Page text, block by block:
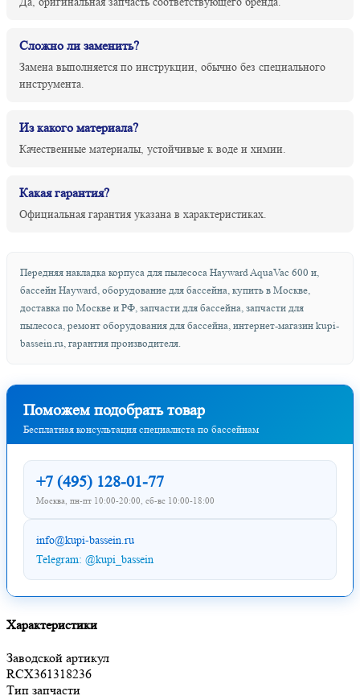
Сложно ли заменить?
Замена выполняется по инструкции, обычно без специального
инструмента.
Из какого материала?
Качественные материалы, устойчивые к воде и химии.
Какая гарантия?
Официальная гарантия указана в характеристиках.
Передняя накладка корпуса для пылесоса Hayward AquaVac 600 и,
бассейн Hayward, оборудование для бассейна, купить в Москве,
доставка по Москве и РФ, запчасти для бассейна, запчасти для
пылесоса, ремонт оборудования для бассейна, интернет-магазин kupi-
bassein.ru, гарантия производителя.
Поможем подобрать товар
Бесплатная консультация специалиста по бассейнам
+7 (495) 128-01-77
Москва, пн-пт 10:00-20:00, сб-вс 10:00-18:00
info@kupi-bassein.ru
Telegram: @kupi_bassein
Характеристики
Заводской артикул
RCX361318236
Тип запчасти